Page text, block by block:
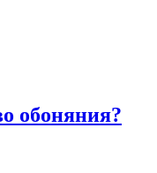
обоняния?